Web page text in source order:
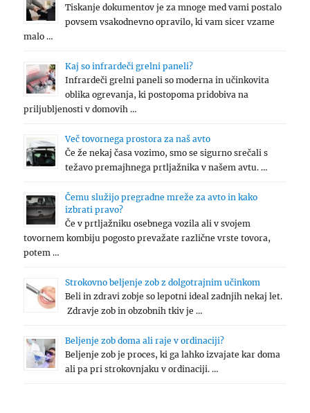
Tiskanje dokumentov je za mnoge med vami postalo
povsem vsakodnevno opravilo, ki vam sicer vzame
malo …
Kaj so infrardeči grelni paneli?
Infrardeči grelni paneli so moderna in učinkovita
oblika ogrevanja, ki postopoma pridobiva na
priljubljenosti v domovih …
Več tovornega prostora za naš avto
Če že nekaj časa vozimo, smo se sigurno srečali s
težavo premajhnega prtljažnika v našem avtu. …
Čemu služijo pregradne mreže za avto in kako
izbrati pravo?
Če v prtljažniku osebnega vozila ali v svojem
tovornem kombiju pogosto prevažate različne vrste tovora,
potem …
Strokovno beljenje zob z dolgotrajnim učinkom
Beli in zdravi zobje so lepotni ideal zadnjih nekaj let.
Zdravje zob in obzobnih tkiv je …
Beljenje zob doma ali raje v ordinaciji?
Beljenje zob je proces, ki ga lahko izvajate kar doma
ali pa pri strokovnjaku v ordinaciji. …